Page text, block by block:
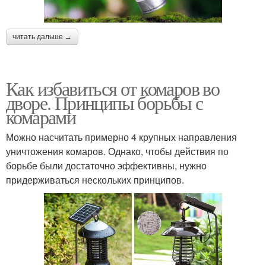
читать дальше →
Как избавиться от комаров во
дворе. Принципы борьбы с
комарами
Можно насчитать примерно 4 крупных направления
уничтожения комаров. Однако, чтобы действия по
борьбе были достаточно эффективны, нужно
придерживаться нескольких принципов.